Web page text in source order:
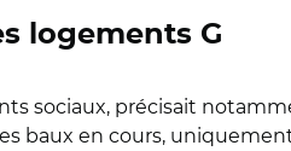
logements G
sociaux, précisait
baux en cours,